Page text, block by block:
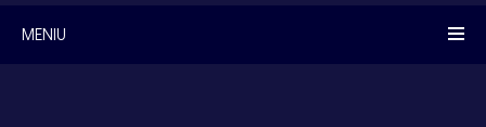
MENIU